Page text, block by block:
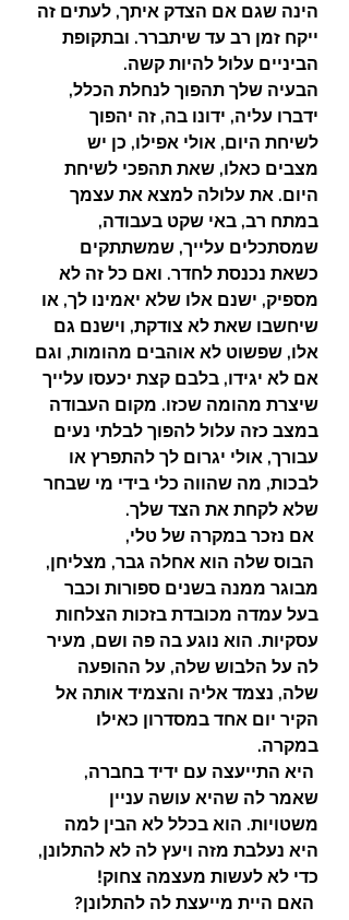
הינה שגם אם הצדק איתך, לעתים זה
ייקח זמן רב עד שיתברר. ובתקופת
הביניים עלול להיות קשה.
הבעיה שלך תהפוך לנחלת הכלל,
ידברו עליה, ידונו בה, זה יהפוך
לשיחת היום, אולי אפילו, כן יש
מצבים כאלו, שאת תהפכי לשיחת
היום. את עלולה למצא את עצמך
במתח רב, באי שקט בעבודה,
שמסתכלים עלייך, שמשתתקים
כשאת נכנסת לחדר. ואם כל זה לא
מספיק, ישנם אלו שלא יאמינו לך, או
שיחשבו שאת לא צודקת, וישנם גם
אלו, שפשוט לא אוהבים מהומות, וגם
אם לא יגידו, בלבם קצת יכעסו עלייך
שיצרת מהומה שכזו. מקום העבודה
במצב כזה עלול להפוך לבלתי נעים
עבורך, אולי יגרום לך להתפרץ או
לבכות, מה שהווה כלי בידי מי שבחר
שלא לקחת את הצד שלך.
הבוס שלה הוא אחלה גבר, מצליחן,
מבוגר ממנה בשנים ספורות וכבר
בעל עמדה מכובדת בזכות הצלחות
עסקיות. הוא נוגע בה פה ושם, מעיר
לה על הלבוש שלה, על ההופעה
שלה, נצמד אליה והצמיד אותה אל
הקיר יום אחד במסדרון כאילו
במקרה.
היא התייעצה עם ידיד בחברה,
שאמר לה שהיא עושה עניין
משטויות. הוא בכלל לא הבין למה
היא נעלבת מזה ויעץ לה לא להתלונן,
כדי לא לעשות מעצמה צחוק!
האם היית מייעצת לה להתלונן?